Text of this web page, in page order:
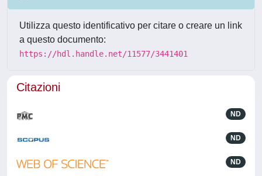
Utilizza questo identificativo per citare o creare un link
a questo documento:
https://hdl.handle.net/11577/3441401
Citazioni
ND
ND
ND